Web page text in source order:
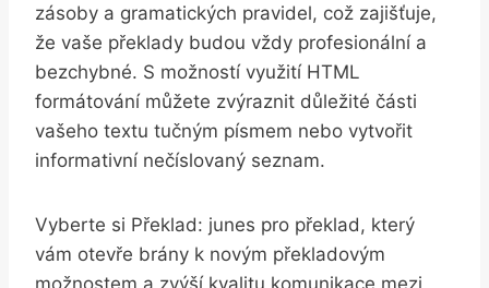
zásoby a gramatických pravidel, což zajišťuje,
‌že vaše⁤ překlady ‌budou vždy profesionální‍ a ​
bezchybné. ‌S možností ‌využití HTML
formátování můžete‍ zvýraznit důležité části
vašeho⁣ textu tučným písmem⁤ nebo ⁤vytvořit
informativní nečíslovaný seznam.
Vyberte si Překlad: junes pro ‍překlad, který
vám otevře​ brány k novým ‍překladovým
možnostem a zvýší kvalitu komunikace mezi